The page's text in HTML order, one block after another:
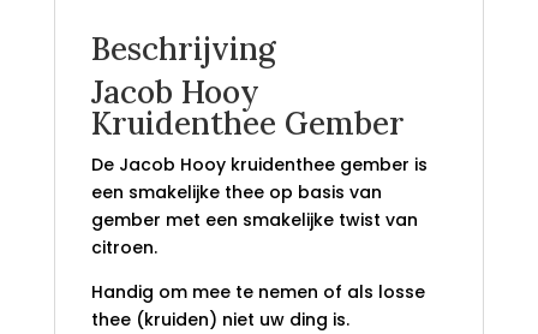
Beschrijving
Jacob Hooy
Kruidenthee Gember
De Jacob Hooy kruidenthee gember is
een smakelijke thee op basis van
gember met een smakelijke twist van
citroen.
Handig om mee te nemen of als losse
thee (kruiden) niet uw ding is.